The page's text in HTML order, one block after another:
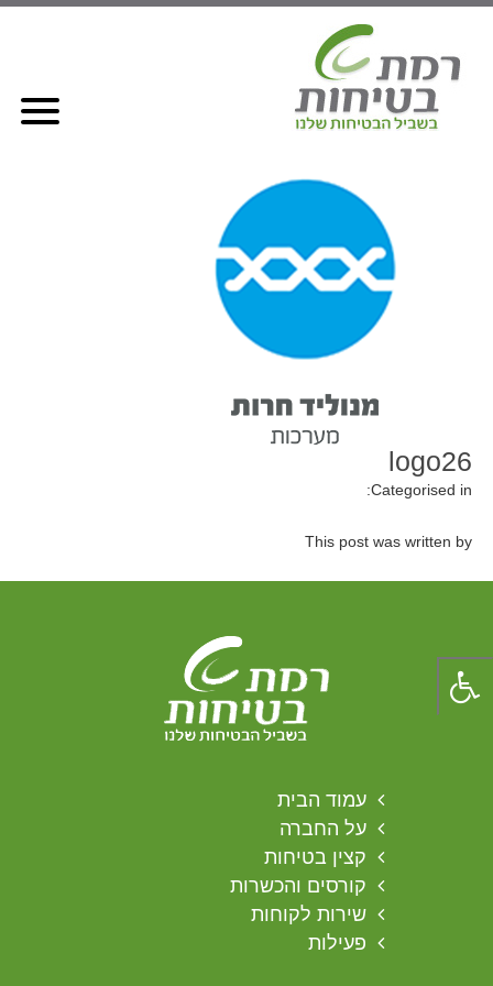
logo26
Categorised in:
This post was written by
עמוד הבית
על החברה
קצין בטיחות
קורסים והכשרות
שירות לקוחות
פעילות